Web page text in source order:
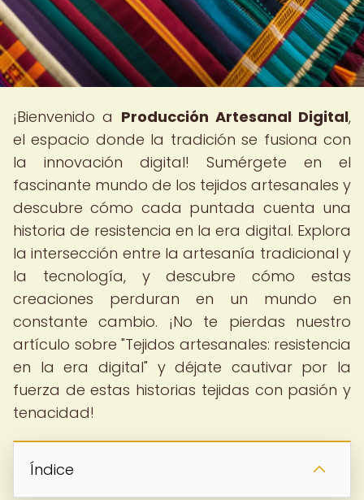
¡Bienvenido a Producción Artesanal Digital,
el espacio donde la tradición se fusiona con
la innovación digital! Sumérgete en el
fascinante mundo de los tejidos artesanales y
descubre cómo cada puntada cuenta una
historia de resistencia en la era digital. Explora
la intersección entre la artesanía tradicional y
la tecnología, y descubre cómo estas
creaciones perduran en un mundo en
constante cambio. ¡No te pierdas nuestro
artículo sobre "Tejidos artesanales: resistencia
en la era digital" y déjate cautivar por la
fuerza de estas historias tejidas con pasión y
tenacidad!
Índice